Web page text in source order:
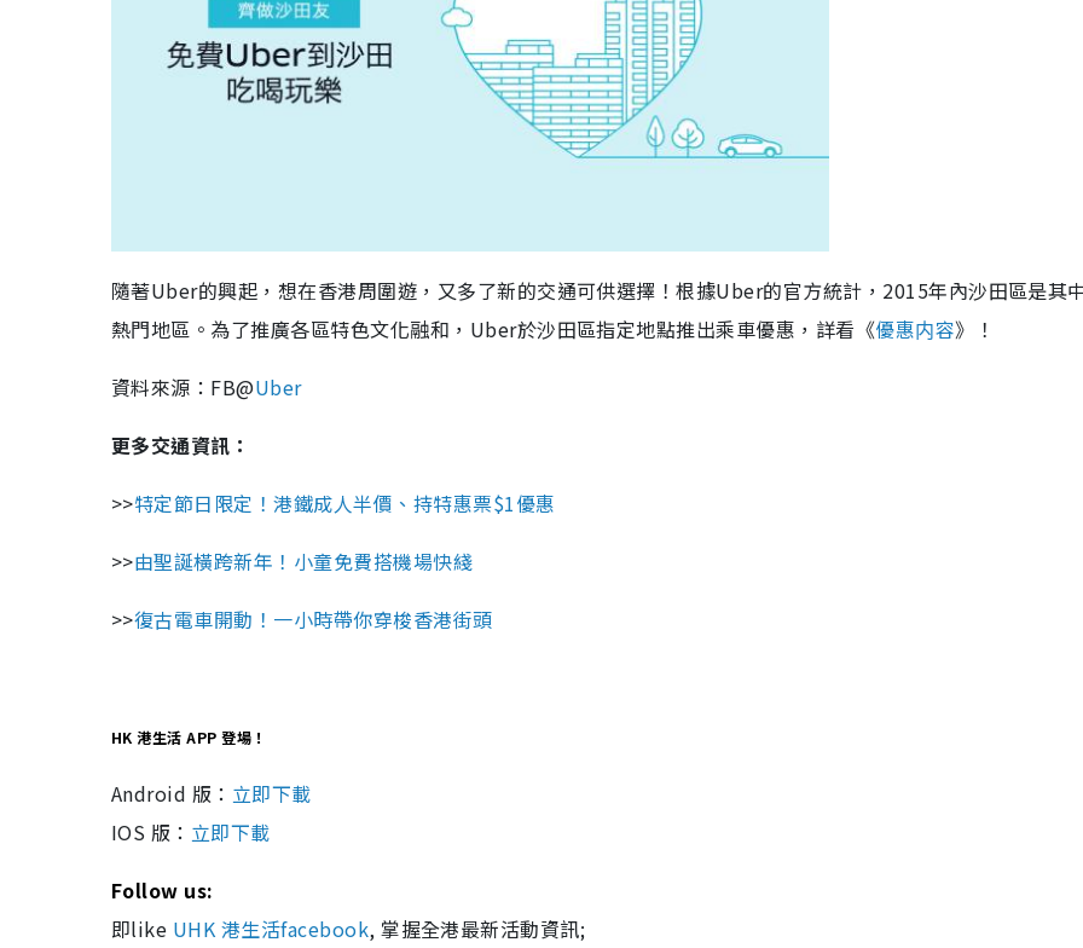
隨著Uber的興起，想在香港周圍遊，又多了新的交通可供選擇！根據Uber的官方統計，2015年內沙田區是其
熱門地區。為了推廣各區特色文化融和，Uber於沙田區指定地點推出乘車優惠，詳看《優惠内容》！
資料來源：FB@Uber
更多交通資訊：
>>特定節日限定！港鐵成人半價、持特惠票$1優惠
>>由聖誕橫跨新年！小童免費搭機場快綫
>>復古電車開動！一小時帶你穿梭香港街頭
HK 港生活 APP 登場！
Android 版： 立即下載
IOS 版： 立即下載
Follow us:
即like UHK 港生活facebook, 掌握全港最新活動資訊;